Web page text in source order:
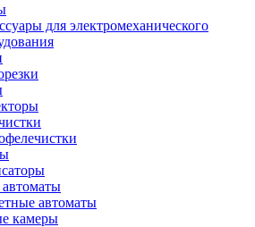
для электромеханического
автоматы
камеры